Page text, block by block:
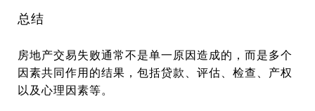
总结
房地产交易失败通常不是单一原因造成的，而是多个
因素共同作用的结果，包括贷款、评估、检查、产权
以及心理因素等。